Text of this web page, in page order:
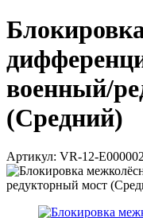
военный/
(Средний)
Артикул: VR-12-E000002